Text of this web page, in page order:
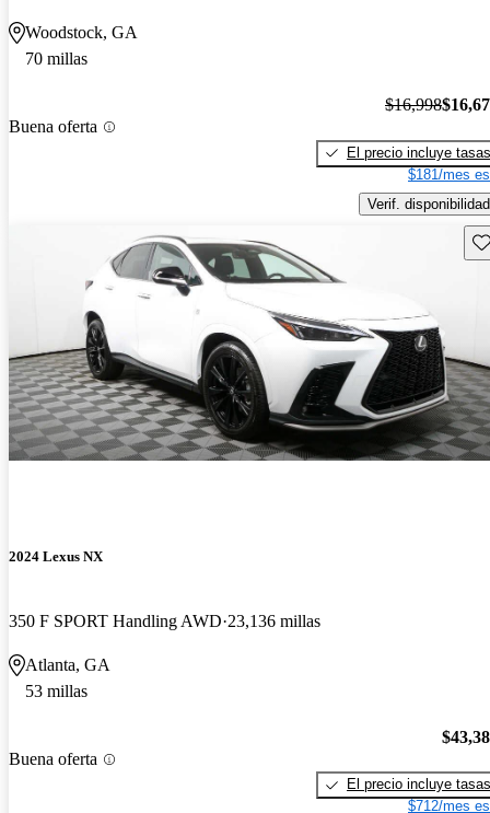
Woodstock, GA
70 millas
Buena oferta
$16,998
El precio incluye tasas
$181/mes
Verif. disponibilidad
2024 Lexus NX
350 F SPORT Handling AWD 23,136 millas
Atlanta, GA
53 millas
Buena oferta
El precio incluye tasas
$712/mes